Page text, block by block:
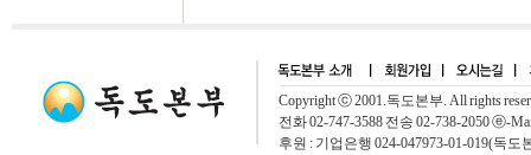
Copyright ⓒ 2001.독도본부. All rights
전화 02-747-3588 전송 02-738-2050 ⓔ-
후원 : 기업은행 024-047973-01-019(독도